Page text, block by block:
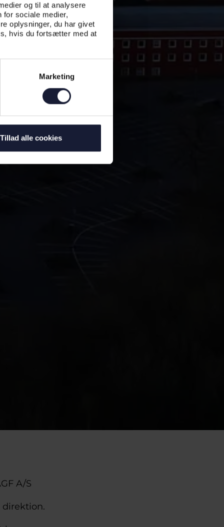
og til at analysere
for sociale medier,
oplysninger, du har givet
hvis du fortsætter med at
Marketing
Tillad alle cookies
A/S
direktion.